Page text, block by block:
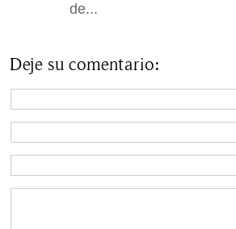
de...
Deje su comentario: